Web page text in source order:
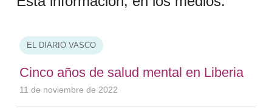
EL DIARIO VASCO
Cinco años de salud mental en Liberia
11 de noviembre de 2022